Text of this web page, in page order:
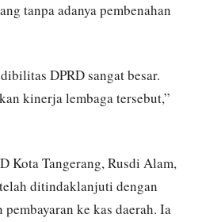
tanpa adanya pembenahan
DPRD sangat besar.
kinerja lembaga tersebut,”
Kota Tangerang, Rusdi Alam,
ditindaklanjuti dengan
ke kas daerah. Ia